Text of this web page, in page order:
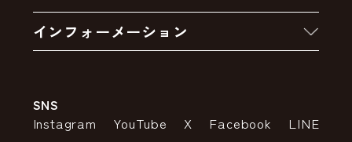
卸販売・大量注文
お支払いについて
ポイントについて
インフォーメーション
特定商取引法の表示
SNS
Instagram YouTube X Facebook LINE